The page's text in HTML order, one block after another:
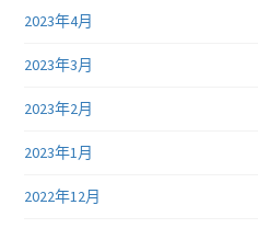
2023年4月
2023年3月
2023年2月
2023年1月
2022年12月